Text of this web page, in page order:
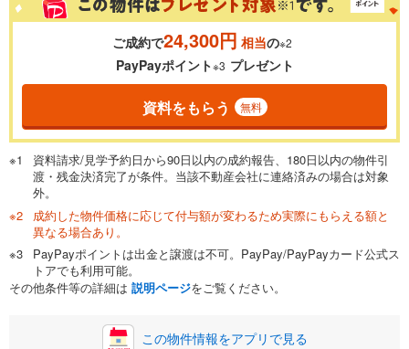
ご成約で24,300円 相当の※2
PayPayポイント※3 プレゼント
資料をもらう 無料
資料請求/見学予約日から90日以内の成約報告、180日以内の物件引
渡・残金決済完了が条件。当該不動産会社に連絡済みの場合は対象
外。
成約した物件価格に応じて付与額が変わるため実際にもらえる額と
異なる場合あり。
PayPayポイントは出金と譲渡は不可。PayPay/PayPayカード公式ス
トアでも利用可能。
その他条件等の詳細は 説明ページをご覧ください。
この物件情報をアプリで見る